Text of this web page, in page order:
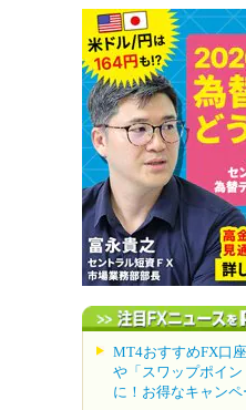
MT4おすすめFX口
や「スワップポイ
に！お得なキャンペ